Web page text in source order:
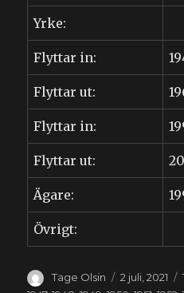
Yrke:
Flyttar in:
Flyttar ut:
Flyttar in:
Flyttar ut:
Ägare:
Övrigt:
Författare
Tage Olsin
Publicerat
2 juli, 2021